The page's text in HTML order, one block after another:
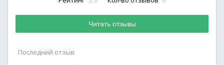
Читать отзывы
Последний отзыв